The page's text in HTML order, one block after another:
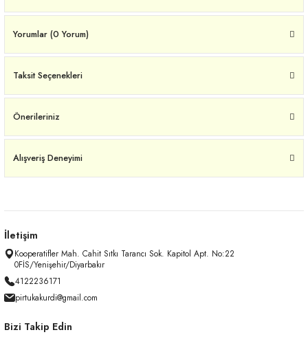
Yorumlar (0 Yorum)
Taksit Seçenekleri
Önerileriniz
Alışveriş Deneyimi
İletişim
Kooperatifler Mah. Cahit Sıtkı Tarancı Sok. Kapitol Apt. No:22
0FİS/Yenişehir/Diyarbakır
4122236171
pirtukakurdi@gmail.com
Bizi Takip Edin